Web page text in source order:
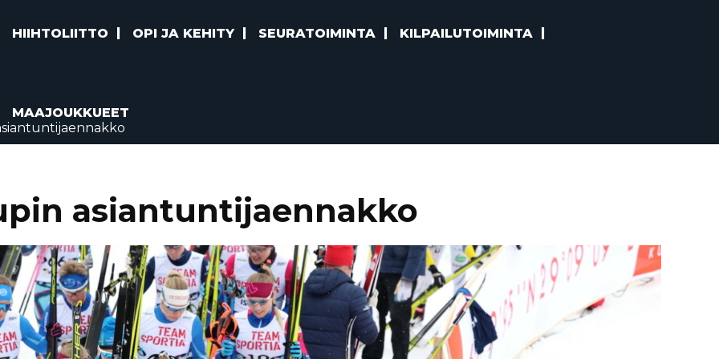
HIIHTOLIITTO OPI JA KEHITY SEURATOIMINTA KILPAILUTOIMINTA
MAAJOUKKUEET
asiantuntijaennakko